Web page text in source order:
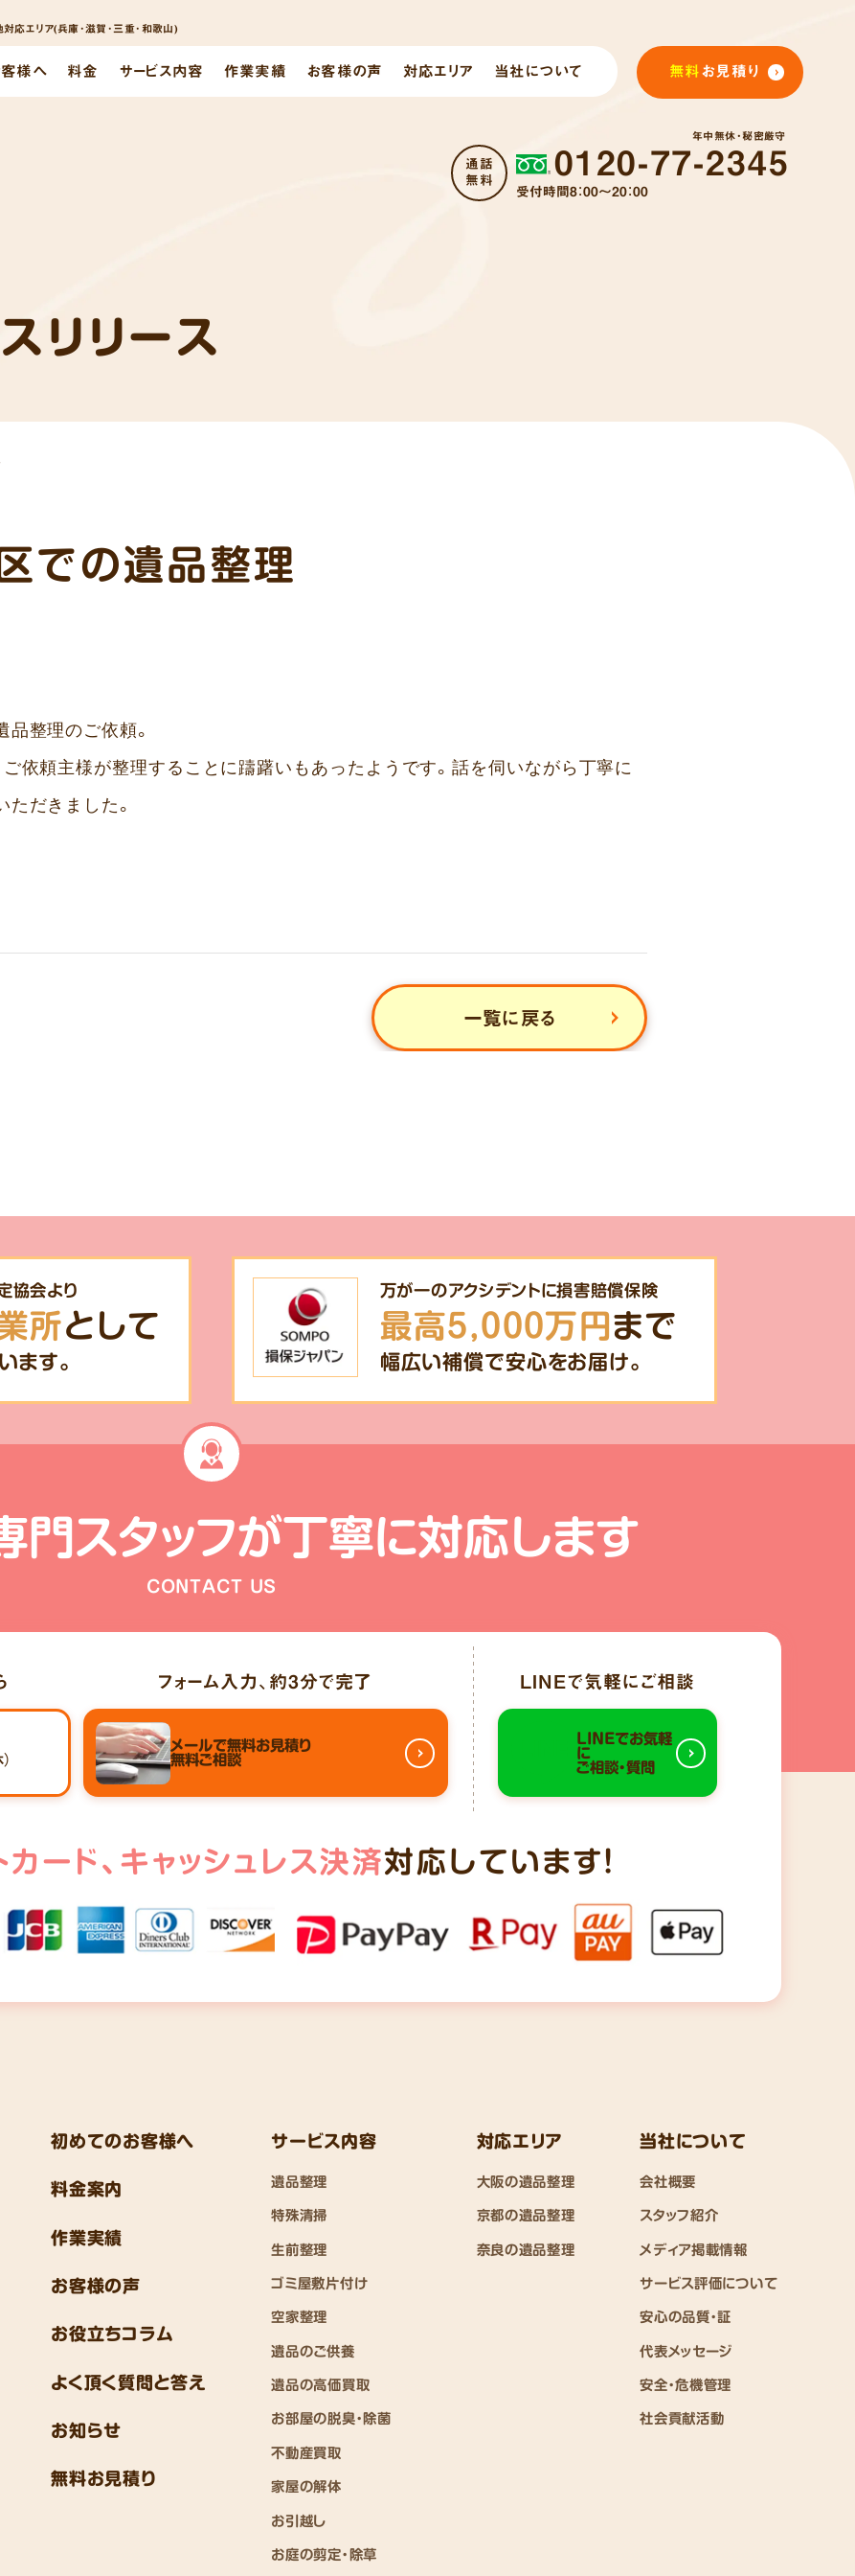
対応エリア(兵庫･滋賀･三重･和歌山)
様へ 料金 サービス内容 作業実績 お客様の声 対応エリア 当社について 無料お見積り
0120-77-2345
受付時間8：00～20：00
通話
無料
年中無休・秘密厳守
リリース
での遺品整理
整理のご依頼。
依頼主様が整理することに躊躇いもあったようです。話を伺いながら丁寧に
だきました。
一覧に戻る
協会より
所として
ます。
万が一のアクシデントに損害賠償保険
最高5,000万円まで
幅広い補償で安心をお届け。
門スタッフが丁寧に対応します
CONTACT US
フォーム入力、 約3分で完了
メールで無料お見積り
無料ご相談
LINEで気軽にご相談
LINEでお気軽
に
ご相談・質問
ード、 キャッシュレス決済対応しています!
初めてのお客様へ
料金案内
作業実績
お客様の声
お役立ちコラム
よく頂く質問と答え
お知らせ
無料お見積り
サービス内容
遺品整理
特殊清掃
生前整理
ゴミ屋敷片付け
空家整理
遺品のご供養
遺品の高価買取
お部屋の脱臭・除菌
不動産買取
家屋の解体
お引越し
お庭の剪定・除草
対応エリア
大阪の遺品整理
京都の遺品整理
奈良の遺品整理
当社について
会社概要
スタッフ紹介
メディア掲載情報
サービス評価について
安心の品質・証
代表メッセージ
安全・危機管理
社会貢献活動